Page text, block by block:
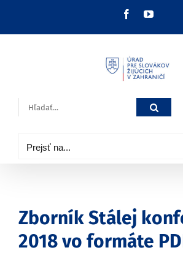
FacebookYouTube
Hľadať:
Prejsť na...
Zborník Stálej
2018 vo formáte